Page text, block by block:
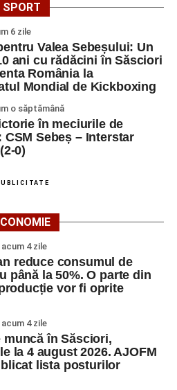
SPORT
6 zile
Valea Sebeșului: Un
ani cu rădăcini în Săsciori
România la
Mondial de Kickboxing
o săptămână
în meciurile de
CSM Sebeș – Interstar
0)
acum 4 zile
reduce consumul de
până la 50%. O parte din
vor fi oprite
acum 4 zile
muncă în Săsciori,
la 4 august 2026. AJOFM
lista posturilor